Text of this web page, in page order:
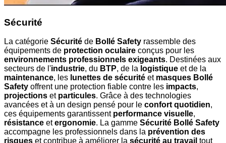
Sécurité
La catégorie Sécurité de Bollé Safety rassemble des
équipements de protection oculaire conçus pour les
environnements professionnels exigeants. Destinées aux
secteurs de l'industrie, du BTP, de la logistique et de la
maintenance, les lunettes de sécurité et masques Bollé
Safety offrent une protection fiable contre les impacts,
projections et particules. Grâce à des technologies
avancées et à un design pensé pour le confort quotidien,
ces équipements garantissent performance visuelle,
résistance etergonomie. La gamme Sécurité Bollé Safety
accompagne les professionnels dans la prévention des
risques et contribue à améliorer la sécurité au travail tout